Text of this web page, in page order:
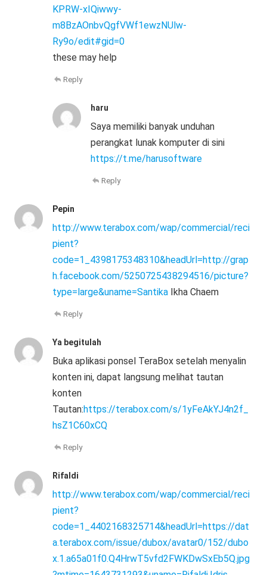
KPRW-xIQiwwy-
m8BzAOnbvQgfVWf1ewzNUlw-
Ry9o/edit#gid=0
these may help
Reply
haru
Saya memiliki banyak unduhan
perangkat lunak komputer di sini
https://t.me/harusoftware
Reply
Pepin
http://www.terabox.com/wap/commercial/reci
pient?
code=1_4398175348310&headUrl=http://grap
h.facebook.com/5250725438294516/picture?
type=large&uname=Santika Ikha Chaem
Reply
Ya begitulah
Buka aplikasi ponsel TeraBox setelah menyalin
konten ini, dapat langsung melihat tautan
konten
Tautan:https://terabox.com/s/1yFeAkYJ4n2f_
hsZ1C60xCQ
Reply
Rifaldi
http://www.terabox.com/wap/commercial/reci
pient?
code=1_4402168325714&headUrl=https://dat
a.terabox.com/issue/dubox/avatar0/152/dubo
x.1.a65a01f0.Q4HrwT5vfd2FWKDwSxEb5Q.jpg